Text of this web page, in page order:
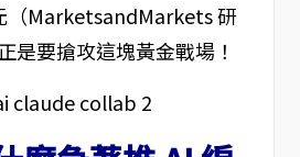
（MarketsandMarkets 研
是要搶攻這塊黃金戰場！